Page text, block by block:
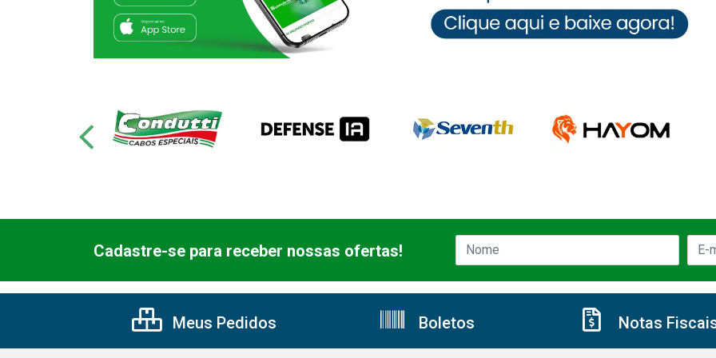
Cadastre-se para receber nossas ofertas!
Meus Pedidos Boletos Notas